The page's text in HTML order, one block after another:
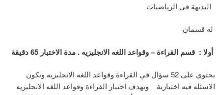
يحتوي على 52 سؤال في القراءة وقواعد اللغه الانجليزيه وتكون
الاسئله فيه اختيارية ويهدف اختبار القراءة وقواعد اللغه الانجليزيه